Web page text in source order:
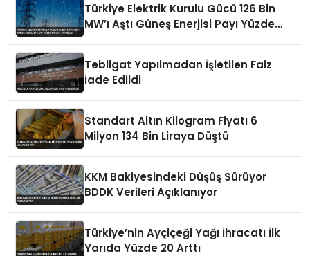
Türkiye Elektrik Kurulu Gücü 126 Bin
MW’ı Aştı Güneş Enerjisi Payı Yüzde
Tebligat Yapılmadan İşletilen Faiz
İade Edildi
Standart Altın Kilogram Fiyatı 6
Milyon 134 Bin Liraya Düştü
KKM Bakiyesindeki Düşüş Sürüyor
BDDK Verileri Açıklanıyor
Türkiye’nin Ayçiçeği Yağı İhracatı İlk
Yarıda Yüzde 20 Arttı